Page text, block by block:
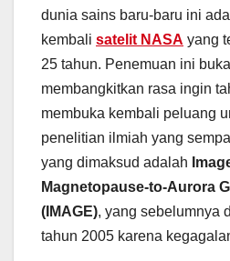
dunia sains baru-baru ini
kembali satelit NASA yang
25 tahun. Penemuan ini
membangkitkan rasa ingin
membuka kembali peluang
penelitian ilmiah yang
yang dimaksud adalah
Magnetopause-to-Aurora
(IMAGE), yang sebelumnya
tahun 2005 karena